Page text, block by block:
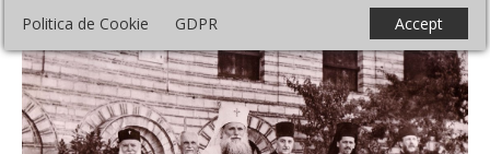
Politica de Cookie GDPR Accept